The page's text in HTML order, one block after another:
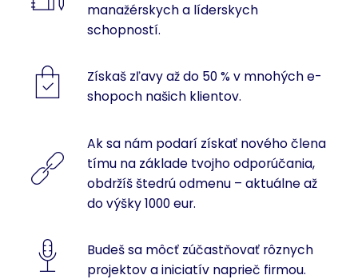
manažérskych a líderskych
schopností.
Získaš zľavy až do 50 % v mnohých e-
shopoch našich klientov.
Ak sa nám podarí získať nového člena
tímu na základe tvojho odporúčania,
obdržíš štedrú odmenu – aktuálne až
do výšky 1000 eur.
Budeš sa môcť zúčastňovať rôznych
projektov a iniciatív naprieč firmou.